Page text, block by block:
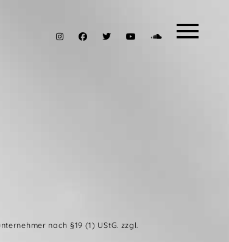
nach §19 (1) UStG. zzgl.